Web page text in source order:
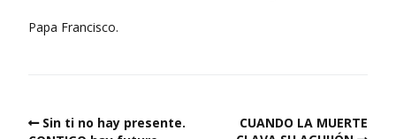
Papa Francisco.
Sin ti no hay presente.
CUANDO LA MUERTE